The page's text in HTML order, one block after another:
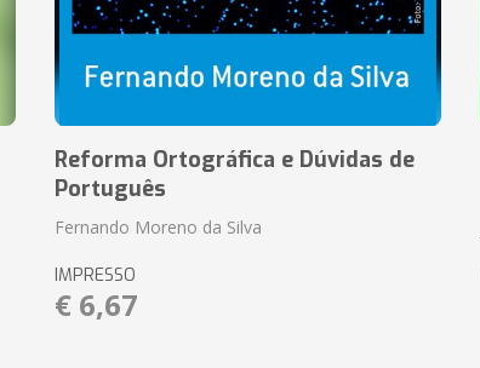
Reforma Ortográfica e Dúvidas de
Português
Fernando Moreno da Silva
IMPRESSO
€ 6,67